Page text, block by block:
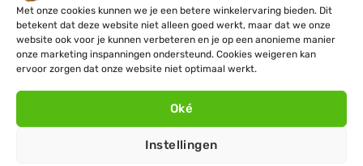
Met onze cookies kunnen we je een betere winkelervaring bieden. Dit
betekent dat deze website niet alleen goed werkt, maar dat we onze
website ook voor je kunnen verbeteren en je op een anonieme manier
onze marketing inspanningen ondersteund. Cookies weigeren kan
ervoor zorgen dat onze website niet optimaal werkt.
Oké
Instellingen
creëer je al een prachtige, volle lichtjesboom.
Gelijkmatige verdeling: bij reguliere
kerstboomverlichting lichtsnoeren is het risico groter
dat de lampjes ongelijk verdeeld raken, doordat het
snoer meerdere malen om de boom gewikkeld moet
worden. Clusterverlichting daarentegen zorgt direct
vanuit de productverpakking al voor een meer egale